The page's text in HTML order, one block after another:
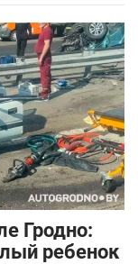
Гродно:
ребенок